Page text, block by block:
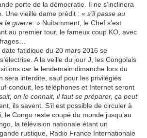
porte de la démocratie. Il ne s’inclinera
Une vieille dame prédit : « s’il passe au
la guerre. » Nuitamment, le Chef s’est
au premier tour, le fameux coup KO, avec
date fatidique du 20 mars 2016 se
A la veille du jour J, les Congolais
car le lendemain dimanche lors du
sera interdite, sauf pour les privilégiés
conduit, les téléphones et Internet seront
on le connait, il faut se préparer, ça peut
ils savent. S’il est possible de circuler à
le Congo reste coupé du monde jusqu’au
la télévision nationale étant un
rustique, Radio France Internationale